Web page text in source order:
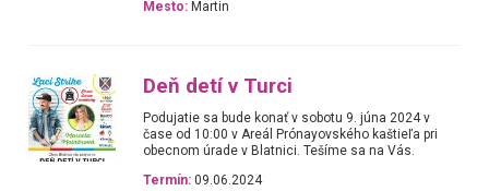
Mesto: Martin
Deň detí v Turci
Podujatie sa bude konať v sobotu 9. júna 2024 v
čase od 10:00 v Areál Prónayovského kaštieľa pri
obecnom úrade v Blatnici. Tešíme sa na Vás.
Termín: 09.06.2024